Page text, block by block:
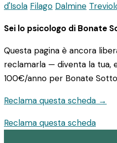
d'Isola Filago Dalmine
Sei lo psicologo di Bonate
Questa pagina è ancora
reclamarla — diventa la tua,
100€/anno per Bonate
Reclama questa scheda →
Reclama questa scheda